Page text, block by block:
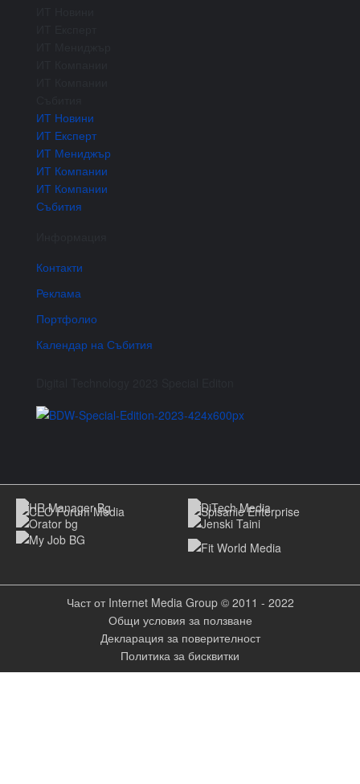
ИТ Новини
ИТ Експерт
ИТ Мениджър
ИТ Компании
ИТ Компании
Събития
Контакти
Реклама
Портфолио
Календар на Събития
Част от Internet Media Group © 2011 - 2022
Общи условия за ползване
Декларация за поверителност
Политика за бисквитки